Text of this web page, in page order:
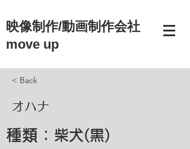
映像制作/動画制作会社
move up
< Back
オハナ
柴犬(黒)
種類：